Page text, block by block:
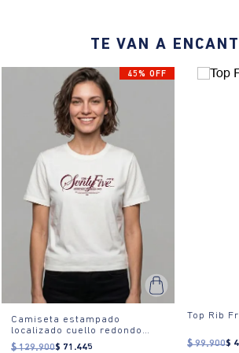
TE VAN A
45% OFF
Camiseta estampado
localizado cuello redondo
para mujer
$ 129.900$ 71 .445
Top Rib
$ 99.900$